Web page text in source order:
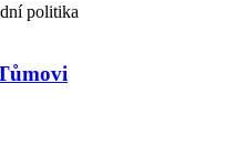
politika